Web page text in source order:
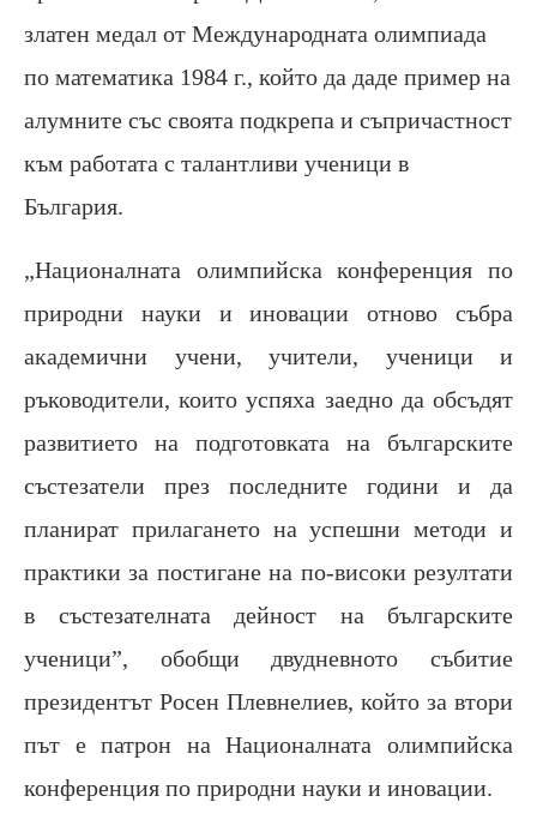
златен медал от Международната олимпиада
по математика 1984 г., който да даде пример на
алумните със своята подкрепа и съпричастност
към работата с талантливи ученици в
България.
„Националната олимпийска конференция по
природни науки и иновации отново събра
академични учени, учители, ученици и
ръководители, които успяха заедно да обсъдят
развитието на подготовката на българските
състезатели през последните години и да
планират прилагането на успешни методи и
практики за постигане на по-високи резултати
в състезателната дейност на българските
ученици”, обобщи двудневното събитие
президентът Росен Плевнелиев, който за втори
път е патрон на Националната олимпийска
конференция по природни науки и иновации.